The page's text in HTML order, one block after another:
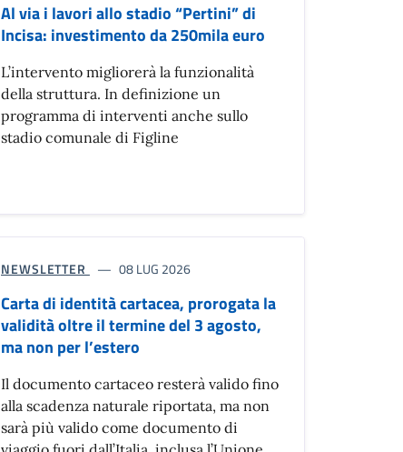
Al via i lavori allo stadio “Pertini” di
Incisa: investimento da 250mila euro
L’intervento migliorerà la funzionalità
della struttura. In definizione un
programma di interventi anche sullo
stadio comunale di Figline
NEWSLETTER 08 LUG 2026
Carta di identità cartacea, prorogata la
validità oltre il termine del 3 agosto,
ma non per l’estero
Il documento cartaceo resterà valido fino
alla scadenza naturale riportata, ma non
sarà più valido come documento di